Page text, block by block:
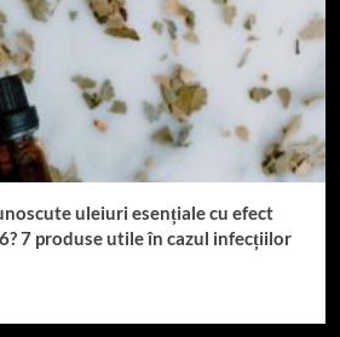
uleiuri esențiale cu efect
7 produse utile în cazul infecțiilor